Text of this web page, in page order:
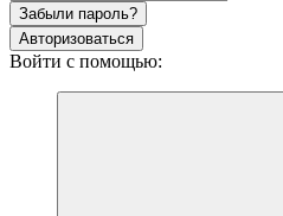
Забыли пароль?
Авторизоваться
Войти с помощью: